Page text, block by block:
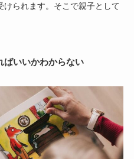
られます。そこで親子として
ばいいかわからない